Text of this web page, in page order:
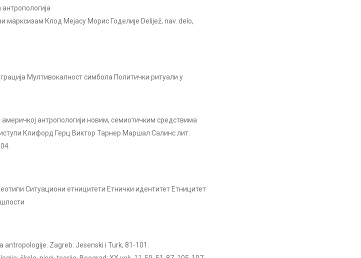
марксизам Клод Мејасу Морис Годелије Delijež, nav. delo,
Мултивокалност симбола Политички ритуали у
антропологији новим, семиотичким средствима
Клифорд Герц Виктор Тарнер Маршал Салинс лит.
Ситуациони етницитети Етнички идентитет Етницитет
antropologije. Zagreb: Jesenski i Turk, 81-101.